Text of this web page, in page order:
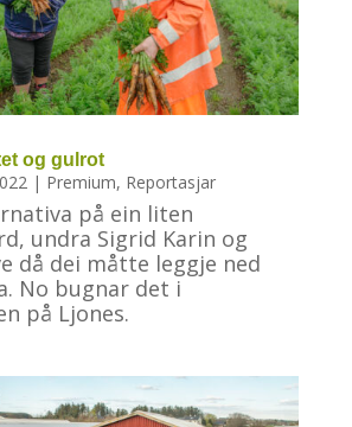
og gulrot
| Premium, Reportasjar
på ein liten
undra Sigrid Karin og
då dei måtte leggje ned
No bugnar det i
på Ljones.